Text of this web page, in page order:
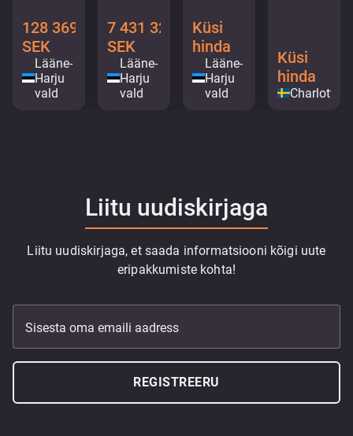
128 369
SEK
Lääne-
Harju
vald
7 431 328
SEK
Lääne-
Harju
vald
Küsi
hinda
Lääne-
Harju
vald
Küsi
hinda
Liitu uudiskirjaga
Liitu uudiskirjaga, et saada informatsiooni kõigi uute
eripakkumiste kohta!
Sisesta oma emaili aadress
REGISTREERU